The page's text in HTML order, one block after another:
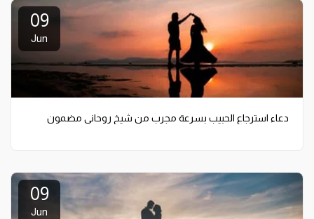
09
Jun
دعاء استرجاع الحبيب بسرعة مجرب من شيخ روحاني مضمون
09
Jun